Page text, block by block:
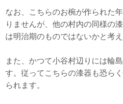
なお、こちらのお椀が作られた
りませんが、他の村内の同様の
は明治期のものではないかと考え
また、かつて小谷村辺りには輪
す。従ってこちらの漆器も恐ら
られます。